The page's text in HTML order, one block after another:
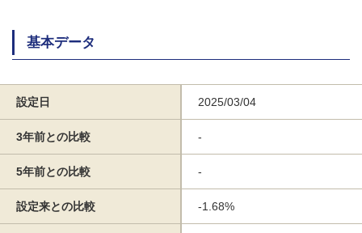
基本データ
設定日 2025/03/04
3年前との比較 -
5年前との比較 -
設定来との比較 -1.68%